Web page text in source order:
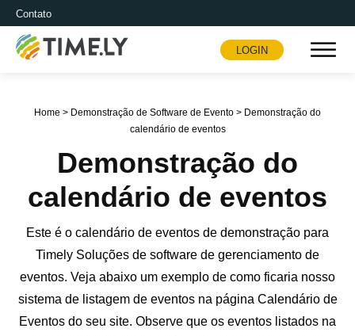
Contato
Timely
LOGIN
Home > Demonstração de Software de Evento > Demonstração do
calendário de eventos
Demonstração do
calendário de eventos
Este é o calendário de eventos de demonstração para
Timely Soluções de software de gerenciamento de
eventos. Veja abaixo um exemplo de como ficaria nosso
sistema de listagem de eventos na página Calendário de
Eventos do seu site. Observe que os eventos listados na